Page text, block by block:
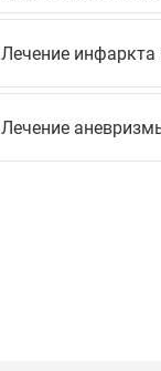
Лечение
Лечение